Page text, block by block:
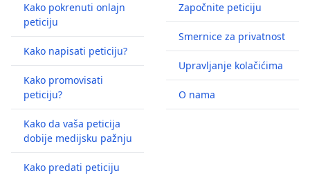
Kako pokrenuti onlajn
peticiju
Kako napisati peticiju?
Kako promovisati
peticiju?
Kako da vaša peticija
dobije medijsku pažnju
Kako predati peticiju
Započnite peticiju
Smernice za privatnost
Upravljanje kolačićima
O nama